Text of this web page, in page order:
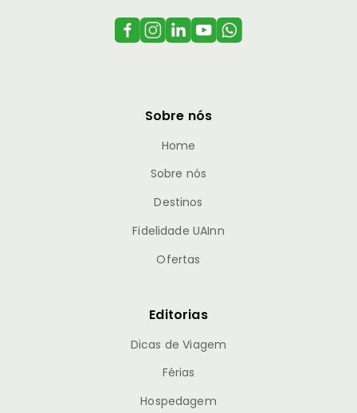
Sobre nós
Home
Sobre nós
Destinos
Fidelidade UAInn
Ofertas
Editorias
Dicas de Viagem
Férias
Hospedagem